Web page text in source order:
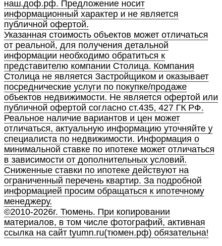
наш.доф.рф. Предложение носит
информационный характер и не является
публичной офертой.
Указанная стоимость объектов может отличаться
от реальной, для получения детальной
информации необходимо обратиться к
представителю компании Столица. Компания
Столица не является Застройщиком и оказывает
посреднические услуги по покупке/продаже
объектов недвижимости. Не является офертой или
публичной офертой согласно ст.435, 427 ГК РФ.
Реальное наличие вариантов и цен может
отличаться, актуальную информацию уточняйте у
специалиста по недвижимости. Информация о
минимальной ставке по ипотеке может отличаться
в зависимости от дополнительных условий.
Сниженные ставки по ипотеке действуют на
ограниченный перечень квартир. За подробной
информацией просим обращаться к ипотечному
менеджеру.
©2010-2026г. Тюмень. При копировании
материалов, в том числе фотографий, активная
ссылка на сайт tyumn.ru(тюмен.рф) обязательна!